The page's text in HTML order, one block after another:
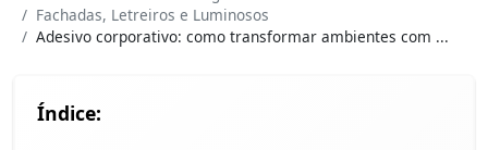
Fachadas, Letreiros e Luminosos
Adesivo corporativo: como transformar ambientes com ...
Índice: